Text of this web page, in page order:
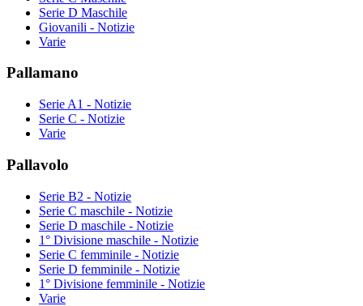
Serie D Maschile
Giovanili - Notizie
Varie
Pallamano
Serie A1 - Notizie
Serie C - Notizie
Varie
Pallavolo
Serie B2 - Notizie
Serie C maschile - Notizie
Serie D maschile - Notizie
1° Divisione maschile - Notizie
Serie C femminile - Notizie
Serie D femminile - Notizie
1° Divisione femminile - Notizie
Varie